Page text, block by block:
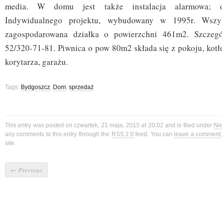
media. W domu jest także instalacja alarmowa;
Indywidualnego projektu, wybudowany w 1995r.
zagospodarowana działka o powierzchni 461m2.
52/320-71-81. Piwnica o pow 80m2 składa się z pokoju,
korytarza, garażu.
Tags: Bydgoszcz, Dom, sprzedaż
This entry was posted on czwartek, 21 maja, 2015 at 20:02 and is filed under
any comments to this entry through the RSS 2.0 feed. You can leave a comment
site.
← Previous